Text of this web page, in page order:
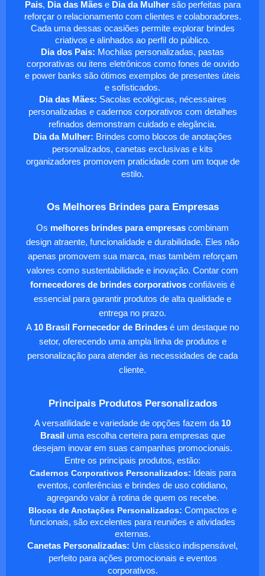
Pais, Dia das Mãese Dia da Mulhersão perfeitas para
reforçar o relacionamento com clientes e colaboradores.
Cada uma dessas ocasiões permite explorar brindes
criativos e alinhados ao perfil do público.
Dia dos Pais: Mochilas personalizadas, pastas
corporativas ou itens eletrônicos como fones de ouvido
e power banks são ótimos exemplos de presentes úteis
e sofisticados.
Dia das Mães: Sacolas ecológicas, nécessaires
personalizadas e cadernos corporativos com detalhes
refinados demonstram cuidado e elegância.
Dia da Mulher: Brindes como blocos de anotações
personalizados, canetas exclusivas e kits
organizadores promovem praticidade com um toque de
estilo.
Os Melhores Brindes para Empresas
Os melhores brindes para empresas combinam
design atraente, funcionalidade e durabilidade. Eles não
apenas promovem sua marca, mas também reforçam
valores como sustentabilidade e inovação. Contar com
fornecedores de brindes corporativos confiáveis é
essencial para garantir produtos de alta qualidade e
entrega no prazo.
A 10 Brasil Fornecedor de Brindes é um destaque no
setor, oferecendo uma ampla linha de produtos e
personalização para atender às necessidades de cada
cliente.
Principais Produtos Personalizados
A versatilidade e variedade de opções fazem da 10
Brasil uma escolha certeira para empresas que
desejam inovar em suas campanhas promocionais.
Entre os principais produtos, estão:
Cadernos Corporativos Personalizados: Ideais para
eventos, conferências e brindes de uso cotidiano,
agregando valor à rotina de quem os recebe.
Blocos de Anotações Personalizados: Compactos e
funcionais, são excelentes para reuniões e atividades
externas.
Canetas Personalizadas: Um clássico indispensável,
perfeito para ações promocionais e eventos
corporativos.